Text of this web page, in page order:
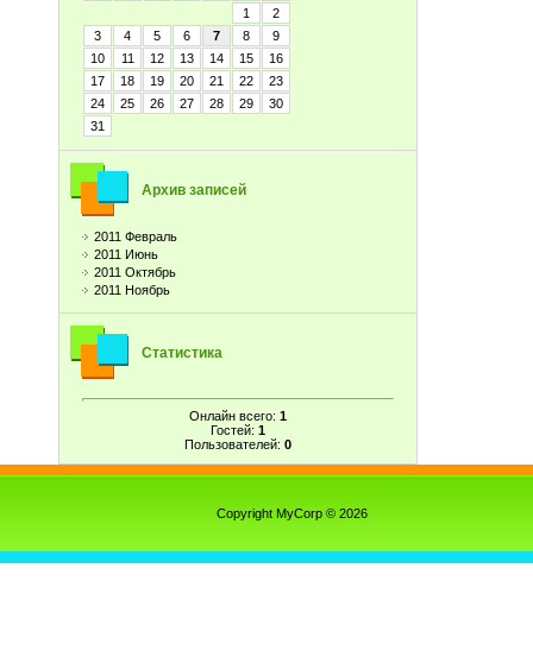
1
2
3
4 5 6 7 8
9
10
11 12 13 14 15
16
17
18 19 20 21 22
23
24
25 26 27 28 29
30
31
Архив записей
2011 Февраль
2011 Июнь
2011 Октябрь
2011 Ноябрь
Статистика
Онлайн всего: 1
Гостей: 1
Пользователей: 0
Copyright MyCorp © 2026